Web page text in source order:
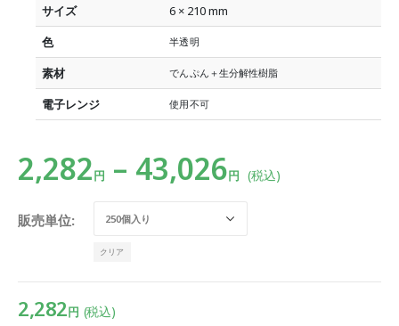
サイズ
6 × 210 mm
色
半透明
素材 でんぷん＋生分解性樹脂
電子レンジ 使用不可
2,282円 – 43,026円 (税込)
販売単位
クリア
2,282円 (税込)